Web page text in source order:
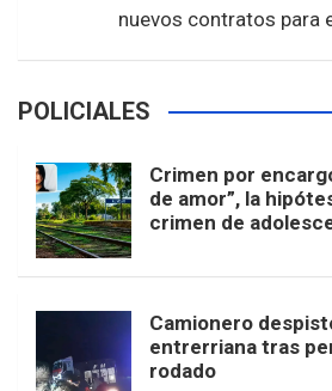
nuevos contratos para
POLICIALES
Crimen por
de amor”, la
crimen de
Camionero
entrerriana tras
rodado